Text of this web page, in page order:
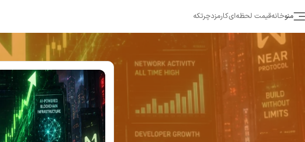
چرتکهکارمزدقیمت لحظه‌ایخانهمنو